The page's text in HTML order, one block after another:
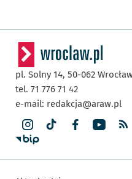
pl. Solny 14, 50-062
tel. 71 776 71 42
e-mail: redakcja@araw.pl